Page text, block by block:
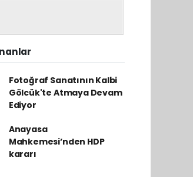
Fotoğraf Sanatının Kalbi
Gölcük'te Atmaya Devam
Ediyor
Anayasa
Mahkemesi’nden HDP
kararı